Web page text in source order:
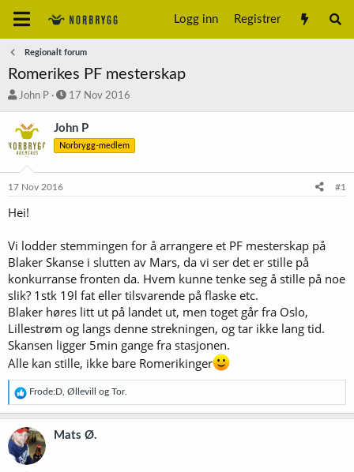
Logg inn Registrer
Regionalt forum
Romerikes PF mesterskap
T
å
d
s
t
John P
S
a
r
t
17 Nov 2016
John P
Norbrygg-medlem
17 Nov 2016 #1
Hei!
Vi lodder stemmingen for å arrangere et PF mesterskap på
Blaker Skanse i slutten av Mars, da vi ser det er stille på
konkurranse fronten da. Hvem kunne tenke seg å stille på noe
slik? 1stk 19l fat eller tilsvarende på flaske etc.
Blaker høres litt ut på landet ut, men toget går fra Oslo,
Lillestrøm og langs denne strekningen, og tar ikke lang tid.
Skansen ligger 5min gange fra stasjonen.
Alle kan stille, ikke bare Romerikinger
R
e
a
k
s
j
o
Frode:D Øllevill og Tor.
Mats Ø.